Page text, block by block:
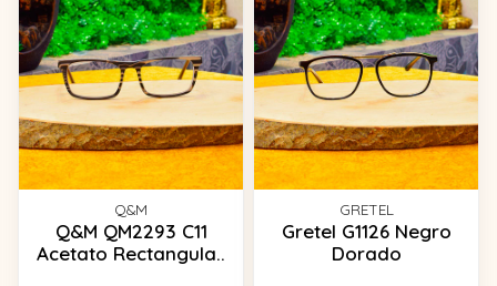
Q&M
Q&M QM2293 C11
Acetato Rectangula..
GRETEL
Gretel G1126 Negro
Dorado